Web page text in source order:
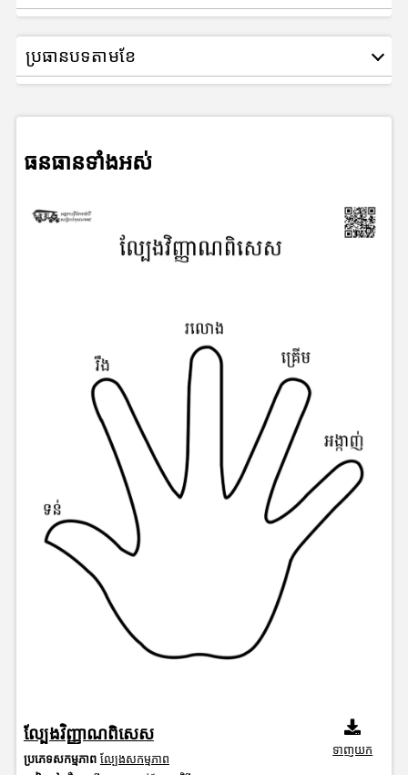
ប្រធានបទតាមខែ
ធនធានទាំងអស់
ល្បែងវិញ្ញាណពិសេស
ប្រភេទសកម្មភាព ល្បែងសកម្មភាព
ទាញយក